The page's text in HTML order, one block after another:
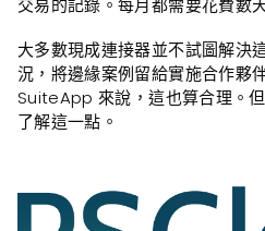
交易的記錄。每月都需要花費數
大多數現成連接器並不試圖解決
況，將邊緣案例留給實施合作夥
SuiteApp 來說，這也算合理。
了解這一點。